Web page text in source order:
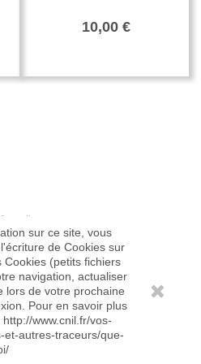
sur ce site, vous
de Cookies sur
(petits fichiers
navigation, actualiser
lors de votre prochaine
Pour en savoir plus
www.cnil.fr/vos-
et-autres-traceurs/que-
10,00 €
de livraison. Livraison et paiement
des Amis GRdistes